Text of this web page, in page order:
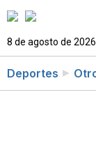
8 de agosto de 2026
Deportes